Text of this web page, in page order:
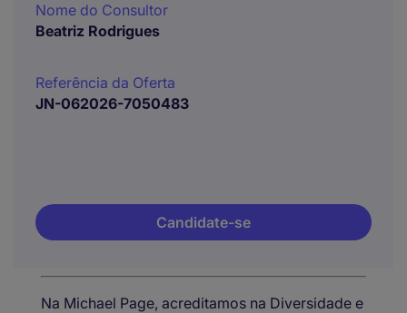
Nome do Consultor
Beatriz Rodrigues
Referência da Oferta
JN-062026-7050483
Candidate-se
Na Michael Page, acreditamos na Diversidade e